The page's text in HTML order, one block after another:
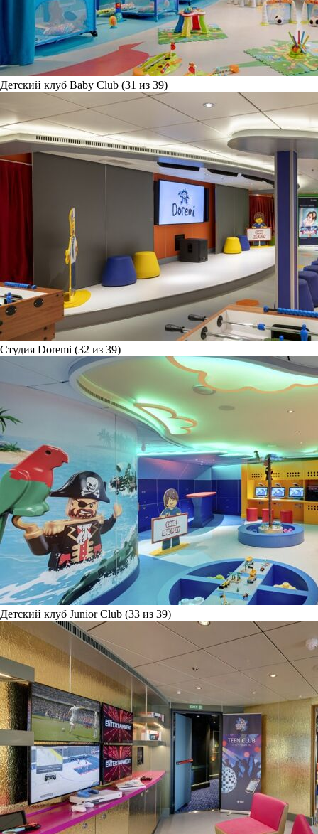
Детский клуб Baby Club (31 из 39)
Студия Doremi (32 из 39)
Детский клуб Junior Club (33 из 39)